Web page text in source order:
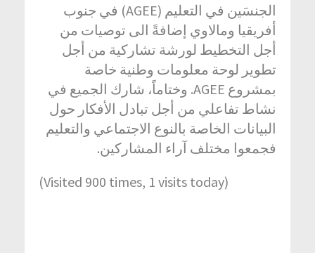
الجنسَين في التعليم (AGEE) في جنوب
أفريقيا ومالاوي إضافةً الى توصيات من
أجل التخطيط لورشة تشاركية من أجل
تطوير لوحة معلومات وطنية خاصة
بمشروع AGEE. وختاماً، شارك الجميع في
نشاط تفاعلي من أجل تبادل الأفكار حول
البيانات الخاصة بالنوع الاجتماعي والتعليم
فجمعوا مختلف آراء المشاركين.
(Visited 900 times, 1 visits today)